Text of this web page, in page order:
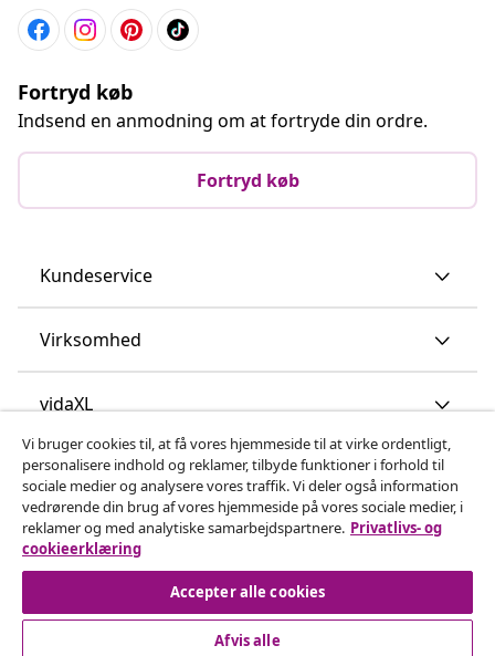
Fortryd køb
Indsend en anmodning om at fortryde din ordre.
Fortryd køb
Kundeservice
Virksomhed
vidaXL
Opdag mere
© 2008-2026 www.vidaxl.dk er et website under vidaXL
Vi bruger cookies til, at få vores hjemmeside til at virke ordentligt,
personalisere indhold og reklamer, tilbyde funktioner i forhold til
sociale medier og analysere vores traffik. Vi deler også information
vedrørende din brug af vores hjemmeside på vores sociale medier, i
reklamer og med analytiske samarbejdspartnere. Privatlivs- og
cookieerklæring
Accepter alle cookies
Afvis alle